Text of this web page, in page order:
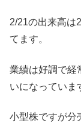
2/21の出来高は
てます。
業績は好調で経
いになっていま
小型株ですが分